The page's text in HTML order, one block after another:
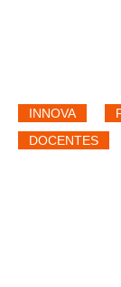
INNOVA
DOCENTES